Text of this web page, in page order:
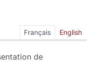
Français English
de